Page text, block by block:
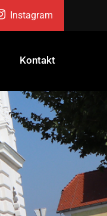
Instagram
Kontakt